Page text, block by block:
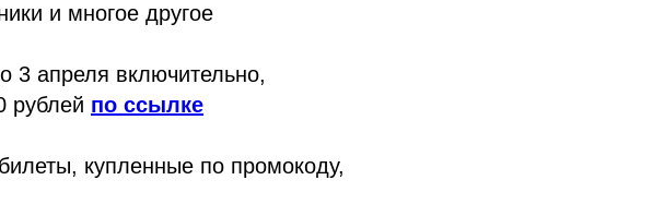
и многое другое
3 апреля включительно,
рублей по ссылке
купленные по промокоду,